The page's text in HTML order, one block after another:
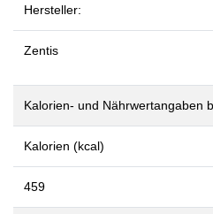
Hersteller:
Zentis
Kalorien- und Nährwertangaben
Kalorien (kcal)
459